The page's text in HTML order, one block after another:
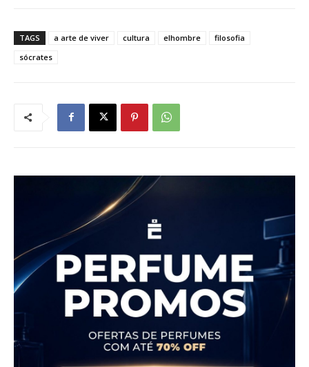
TAGS a arte de viver cultura elhombre
filosofia
sócrates